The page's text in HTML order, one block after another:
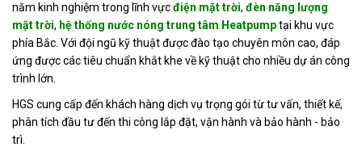
năm kinh nghiệm trong lĩnh vựcđiện mặt trời, đèn năng lượng
mặt trời, hệ thống nước nóng trung tâm Heatpumptại khu vực
phía Bắc. Với đội ngũ kỹ thuật được đào tạo chuyên môn cao, đáp
ứng được các tiêu chuẩn khắt khe về kỹ thuật cho nhiều dự án công
trình lớn.
HGS cung cấp đến khách hàng dịch vụ trọng gói từ tư vấn, thiết kế,
phân tích đầu tư đến thi công lắp đặt, vận hành và bảo hành - bảo
trì.